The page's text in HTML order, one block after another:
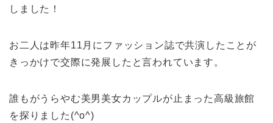
しました！
お二人は昨年11月にファッション誌で共演したことが
きっかけで交際に発展したと言われています。
誰もがうらやむ美男美女カップルが止まった高級旅館
を探りました(^o^)